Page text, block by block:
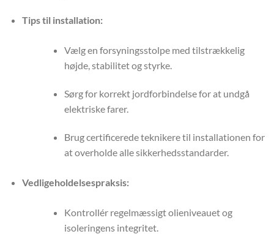
Tips til installation:
Vælg en forsyningsstolpe med tilstrækkelig
højde, stabilitet og styrke.
Sørg for korrekt jordforbindelse for at undgå
elektriske farer.
Brug certificerede teknikere til installationen for
at overholde alle sikkerhedsstandarder.
Vedligeholdelsespraksis:
Kontrollér regelmæssigt olieniveauet og
isoleringens integritet.